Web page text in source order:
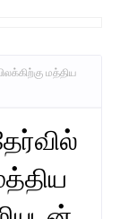
மத்திய